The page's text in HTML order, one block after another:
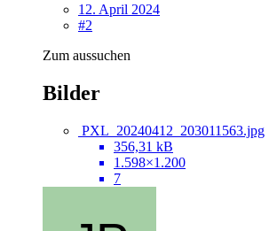
12. April 2024
#2
Zum aussuchen
Bilder
PXL_20240412_203011563.jpg
356,31 kB
1.598×1.200
7